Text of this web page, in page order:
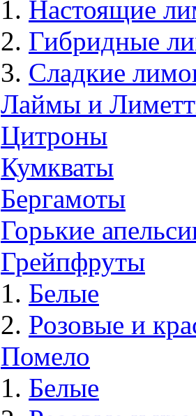
Настоящие
Гибридные
Сладкие
Лаймы и
Цитроны
Кумкваты
Бергамоты
Горькие
Грейпфруты
Белые
Розовые и
Помело
Белые